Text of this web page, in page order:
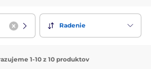
Radenie
1-10 z 10 produktov